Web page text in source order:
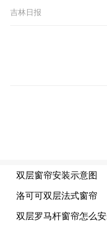
来源：得物App
吉林日报